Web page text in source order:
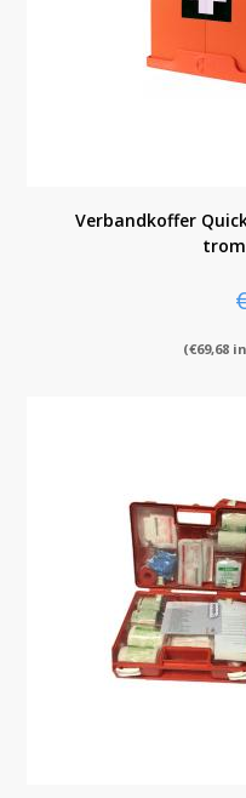
Verbandkoffer
(€69,68